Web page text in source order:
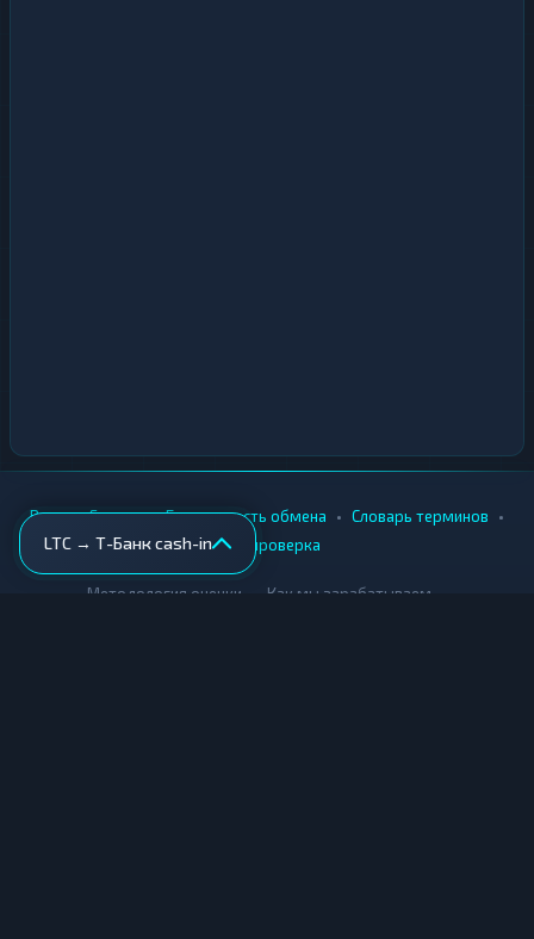
LTC → Т-Банк cash-in
Вики • Города • Безопасность обмена • Словарь терминов •
AML-проверка
Методология оценки Как мы зарабатываем